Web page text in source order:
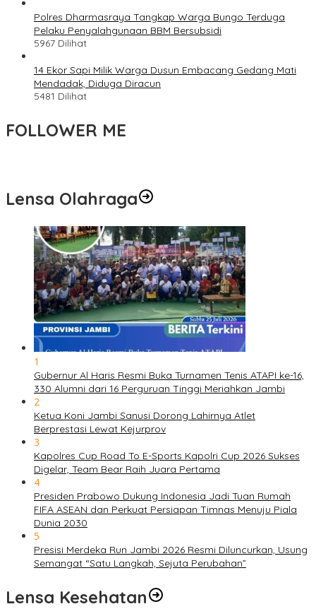
Polres Dharmasraya Tangkap Warga Bungo Terduga
Pelaku Penyalahgunaan BBM Bersubsidi
5967 Dilihat
14 Ekor Sapi Milik Warga Dusun Embacang Gedang Mati
Mendadak, Diduga Diracun
5481 Dilihat
FOLLOWER ME
Lensa Olahraga
1
Gubernur Al Haris Resmi Buka Turnamen Tenis ATAPI ke-16,
330 Alumni dari 16 Perguruan Tinggi Meriahkan Jambi
2
Ketua Koni Jambi Sanusi Dorong Lahirnya Atlet
Berprestasi Lewat Kejurprov
3
Kapolres Cup Road To E-Sports Kapolri Cup 2026 Sukses
Digelar, Team Bear Raih Juara Pertama
4
Presiden Prabowo Dukung Indonesia Jadi Tuan Rumah
FIFA ASEAN dan Perkuat Persiapan Timnas Menuju Piala
Dunia 2030
5
Presisi Merdeka Run Jambi 2026 Resmi Diluncurkan, Usung
Semangat “Satu Langkah, Sejuta Perubahan”
Lensa Kesehatan